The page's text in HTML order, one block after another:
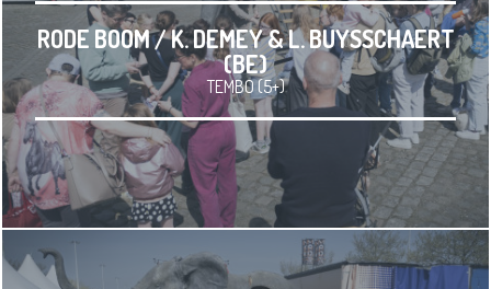
RODE BOOM / K. DEMEY & L. BUYSSCHAERT
(BE)
TEMBO (5+)